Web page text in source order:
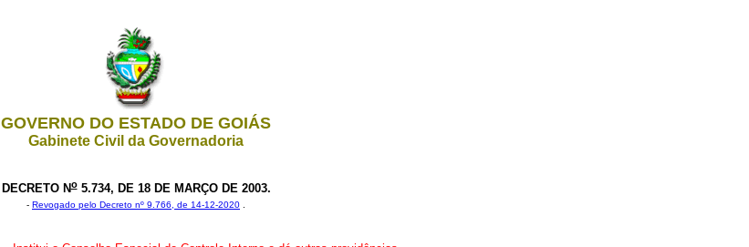
GOVERNO DO ESTADO DE GOIÁS
Gabinete Civil da Governadoria
DECRETO No5.734, DE 18 DE MARÇO DE 2003.
- Revogado pelo Decreto nº 9.766, de 14-12-2020 .